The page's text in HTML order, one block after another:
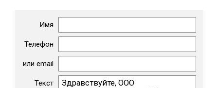
Имя
Телефон
или email
Текст